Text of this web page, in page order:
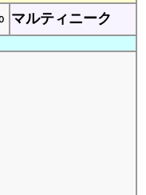
マルティニーク